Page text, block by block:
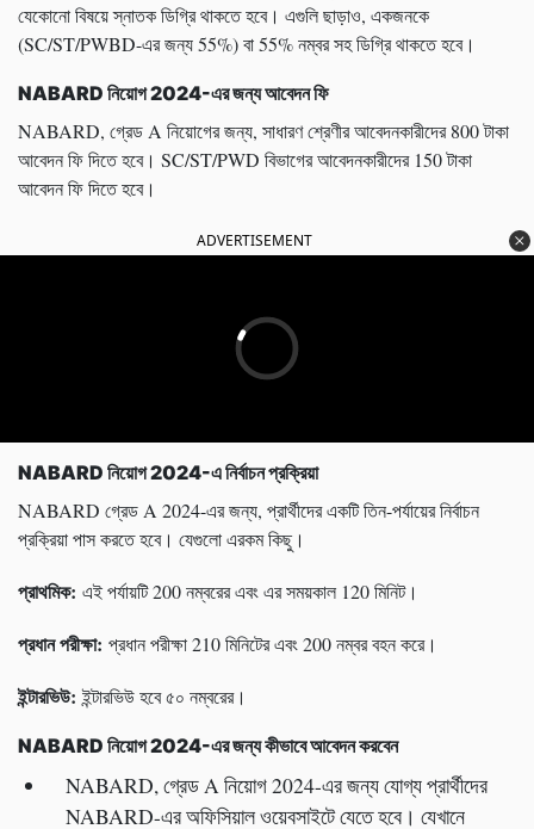
যেকোনো বিষয়ে স্নাতক ডিগ্রি থাকতে হবে। এগুলি ছাড়াও, একজনকে
(SC/ST/PWBD-এর জন্য 55%) বা 55% নম্বর সহ ডিগ্রি থাকতে হবে।
NABARD নিয়োগ2024-এর জন্য আবেদন ফি
NABARD, গ্রেড A নিয়োগের জন্য, সাধারণ শ্রেণীর আবেদনকারীদের 800 টাকা
আবেদন ফি দিতে হবে। SC/ST/PWD বিভাগের আবেদনকারীদের 150 টাকা
আবেদন ফি দিতে হবে।
ADVERTISEMENT
NABARD নিয়োগ2024-এ নির্বাচন প্রক্রিয়া
NABARD গ্রেড A 2024-এর জন্য, প্রার্থীদের একটি তিন-পর্যায়ের নির্বাচন
প্রক্রিয়া পাস করতে হবে। যেগুলো এরকম কিছু।
প্রাথমিক: এই পর্যায়টি 200 নম্বরের এবং এর সময়কাল 120 ​​মিনিট।
প্রধান পরীক্ষা: প্রধান পরীক্ষা 210 মিনিটের এবং 200 নম্বর বহন করে।
ইন্টারভিউ: ইন্টারভিউ হবে ৫০ নম্বরের।
NABARD নিয়োগ2024-এর জন্য কীভাবে আবেদন করবেন
NABARD, গ্রেড A নিয়োগ 2024-এর জন্য যোগ্য প্রার্থীদের
NABARD-এর অফিসিয়াল ওয়েবসাইটে যেতে হবে। যেখানে